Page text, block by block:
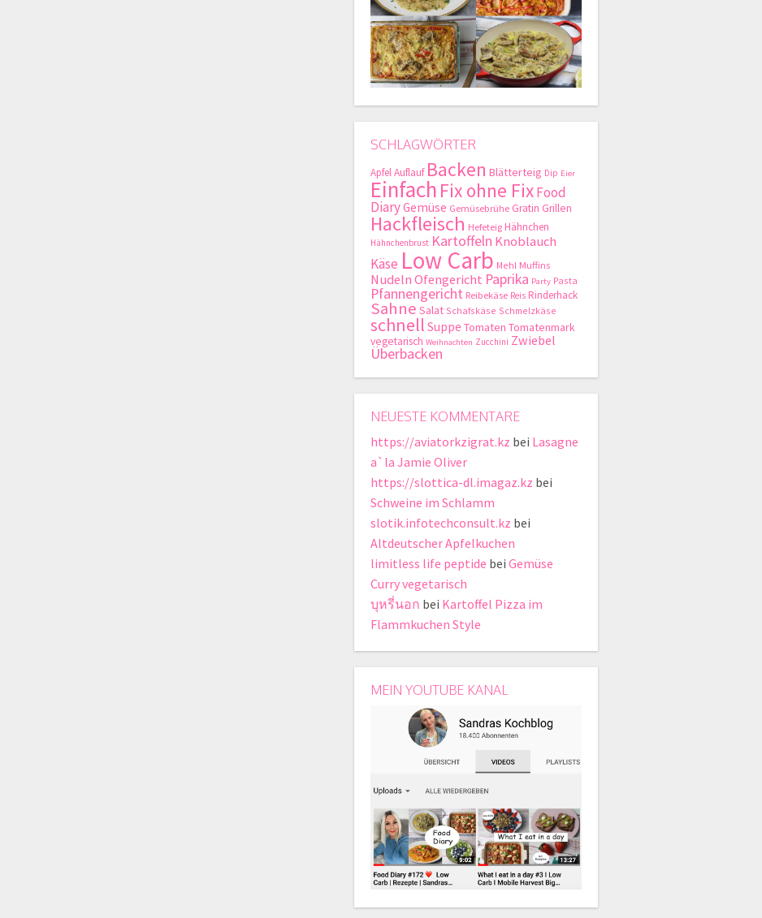
SCHLAGWÖRTER
ApfelAuflauf Backen Blätterteig Dip Eier
Einfach Fix ohne FixFood
DiaryGemüse Gemüsebrühe Gratin Grillen
Hackfleisch Hefeteig Hähnchen
Hähnchenbrust Kartoffeln Knoblauch
Käse Low Carb Mehl Muffins
NudelnOfengericht Paprika Party Pasta
Pfannengericht Reibekäse Reis Rinderhack
Sahne Salat Schafskäse Schmelzkäse
schnell Suppe Tomaten Tomatenmark
vegetarisch Weihnachten Zucchini Zwiebel
Überbacken
NEUESTE KOMMENTARE
https://aviatorkzigrat.kz bei Lasagne
a`la Jamie Oliver
https://slottica-dl.imagaz.kz bei
Schweine im Schlamm
slotik.infotechconsult.kz bei
Altdeutscher Apfelkuchen
limitless life peptide bei Gemüse
Curry vegetarisch
บุหรี่นอก bei Kartoffel Pizza im
Flammkuchen Style
MEIN YOUTUBE KANAL